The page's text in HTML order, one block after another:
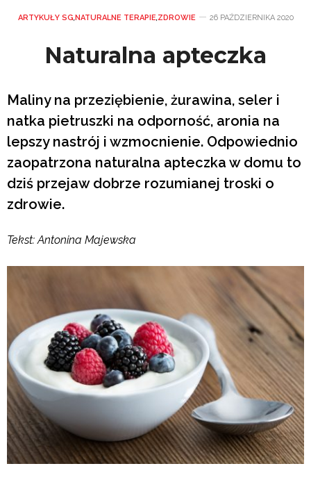
ARTYKUŁY SG,NATURALNE TERAPIE,ZDROWIE 26 PAŹDZIERNIKA 2020
Naturalna apteczka
Maliny na przeziębienie, żurawina, seler i
natka pietruszki na odporność, aronia na
lepszy nastrój i wzmocnienie. Odpowiednio
zaopatrzona naturalna apteczka w domu to
dziś przejaw dobrze rozumianej troski o
zdrowie.
Tekst: Antonina Majewska